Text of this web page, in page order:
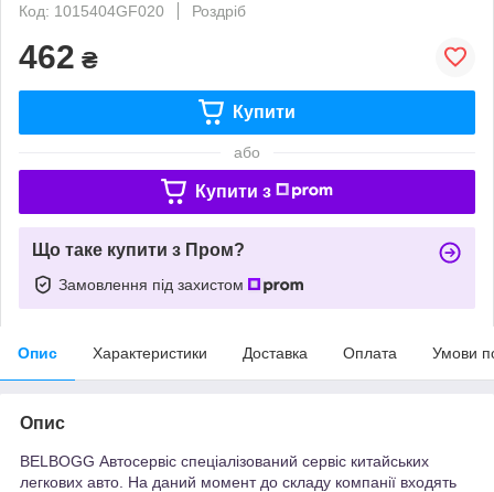
Код: 1015404GF020
Роздріб
462 ₴
Купити
або
Купити з
Що таке купити з Пром?
Замовлення під захистом
Опис Характеристики Доставка Оплата Умови
Опис
BELBOGG Автосервіс спеціалізований сервіс китайських
легкових авто. На даний момент до складу компанії входять